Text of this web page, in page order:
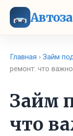
Главная › Займ
ремонт: что
Займ
что